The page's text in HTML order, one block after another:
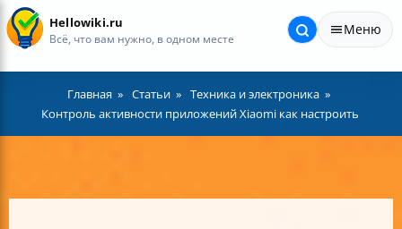
Hellowiki.ru
Всё, что вам нужно, в одном месте
Меню
Главная Статьи
Техника и электроника
Контроль активности приложений Xiaomi как настроить